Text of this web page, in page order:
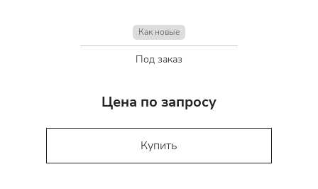
Как новые
Под заказ
Цена по запросу
Купить